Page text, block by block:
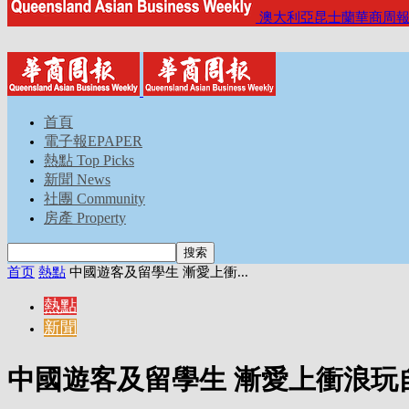
澳大利亞昆士蘭華商周報
首頁
電子報EPAPER
熱點 Top Picks
新聞 News
社團 Community
房產 Property
首页 熱點 中國遊客及留學生 漸愛上衝...
熱點
新聞
中國遊客及留學生 漸愛上衝浪玩